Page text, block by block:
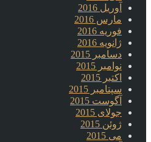
آوریل 2016
مارس 2016
فوریه 2016
ژانویه 2016
دسامبر 2015
نوامبر 2015
اکتبر 2015
سپتامبر 2015
آگوست 2015
جولای 2015
ژوئن 2015
می 2015